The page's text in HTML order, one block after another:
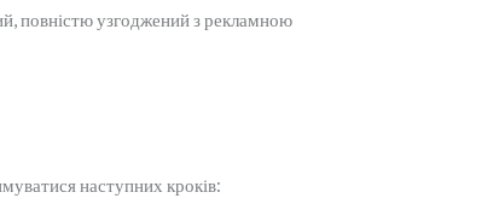
повністю узгоджений з рекламною
наступних кроків: